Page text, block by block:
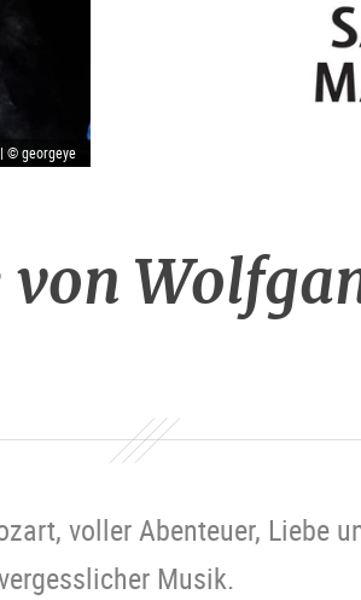
© georgeye
voller Abenteuer, Liebe
Musik.